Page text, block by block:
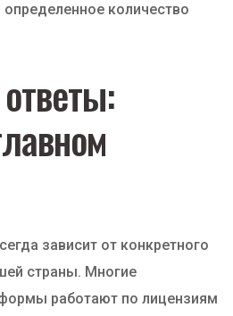
количество
зависит от конкретного
страны. Многие
работают по лицензиям